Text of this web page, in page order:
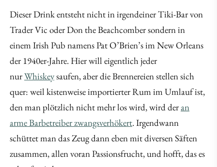
Dieser Drink entsteht nicht in irgendeiner Tiki-Bar von
Trader Vic oder Don the Beachcomber sondern in
einem Irish Pub namens Pat O’Brien’s im New Orleans
der 1940er-Jahre. Hier will eigentlich jeder
nurWhiskeysaufen, aber die Brennereien stellen sich
quer: weil kistenweise importierter Rum im Umlauf ist,
den man plötzlich nicht mehr los wird, wird deran
arme Barbetreiber zwangsverhökert. Irgendwann
schüttet man das Zeug dann eben mit diversen Säften
zusammen, allen voran Passionsfrucht, und hofft, das es